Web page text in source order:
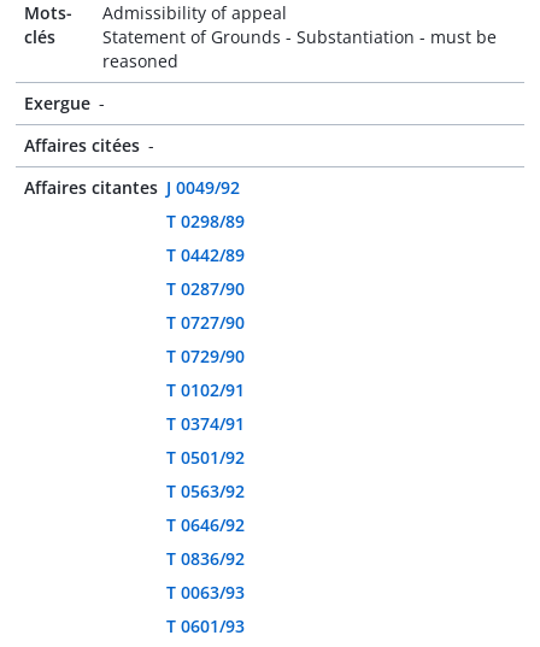
Mots-
clés
Admissibility of appeal
Statement of Grounds - Substantiation - must be
reasoned
Exergue -
Affaires citées -
Affaires citantes J 0049/92
T 0298/89
T 0442/89
T 0287/90
T 0727/90
T 0729/90
T 0102/91
T 0374/91
T 0501/92
T 0563/92
T 0646/92
T 0836/92
T 0063/93
T 0601/93